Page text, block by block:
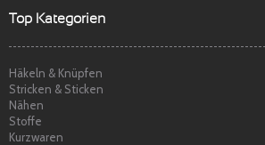
Top Kategorien
Häkeln & Knüpfen
Stricken & Sticken
Nähen
Stoffe
Kurzwaren